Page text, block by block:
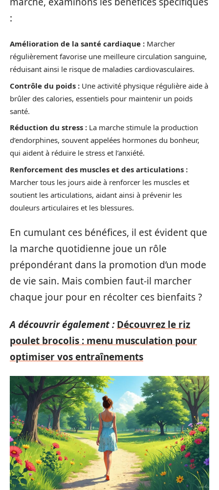
:
Amélioration de la santé cardiaque : Marcher
régulièrement favorise une meilleure circulation sanguine,
réduisant ainsi le risque de maladies cardiovasculaires.
Contrôle du poids : Une activité physique régulière aide à
brûler des calories, essentiels pour maintenir un poids
santé.
Réduction du stress : La marche stimule la production
d’endorphines, souvent appelées hormones du bonheur,
qui aident à réduire le stress et l’anxiété.
Renforcement des muscles et des articulations :
Marcher tous les jours aide à renforcer les muscles et
soutient les articulations, aidant ainsi à prévenir les
douleurs articulaires et les blessures.
En cumulant ces bénéfices, il est évident que
la marche quotidienne joue un rôle
prépondérant dans la promotion d’un mode
de vie sain. Mais combien faut-il marcher
chaque jour pour en récolter ces bienfaits ?
A découvrir également : Découvrez le riz
poulet brocolis : menu musculation pour
optimiser vos entraînements